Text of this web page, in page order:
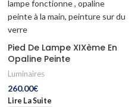
Pied De Lampe XIXème En
Opaline Peinte
Luminaires
260.00€
Lire La Suite